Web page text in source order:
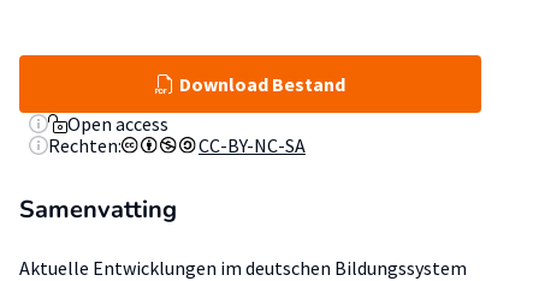
Download Bestand
Open access
Rechten:
CC-BY-NC-SA
Samenvatting
Aktuelle Entwicklungen im deutschen Bildungssystem